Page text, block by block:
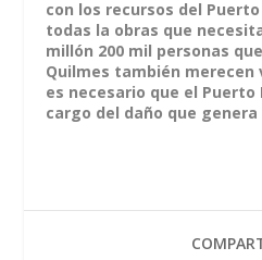
con los recursos del
todas la obras que
millón 200 mil personas
Quilmes también merecen
es necesario que el Puerto
cargo del daño que